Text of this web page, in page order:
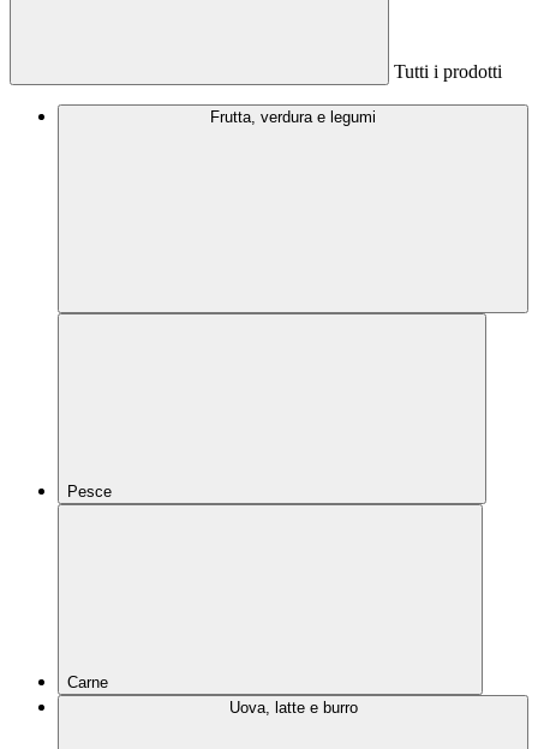
Tutti i prodotti
Frutta, verdura e legumi
Pesce
Carne
Uova, latte e burro